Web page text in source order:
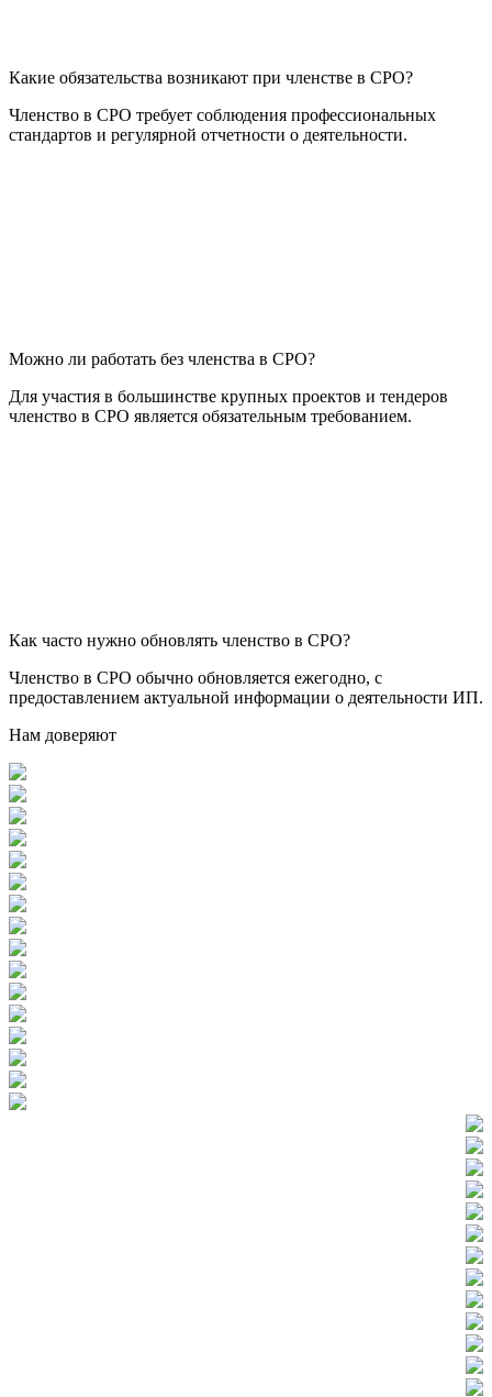
Какие обязательства возникают при членстве в СРО?
Членство в СРО требует соблюдения профессиональных
стандартов и регулярной отчетности о деятельности.
Можно ли работать без членства в СРО?
Для участия в большинстве крупных проектов и тендеров
членство в СРО является обязательным требованием.
Как часто нужно обновлять членство в СРО?
Членство в СРО обычно обновляется ежегодно, с
предоставлением актуальной информации о деятельности ИП.
Нам доверяют